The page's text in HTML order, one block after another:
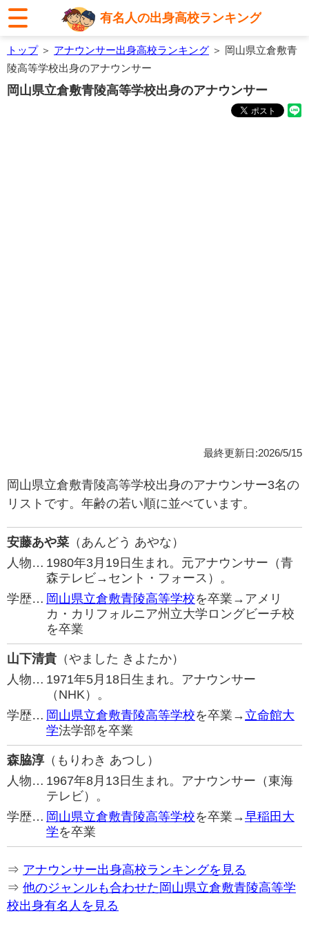
有名人の出身高校ランキング
トップ＞ アナウンサー出身高校ランキング ＞ 岡山県立倉敷青
陵高等学校出身のアナウンサー
岡山県立倉敷青陵高等学校出身のアナウンサー
最終更新日:2026/5/15
岡山県立倉敷青陵高等学校出身のアナウンサー3名の
リストです。年齢の若い順に並べています。
安藤あや菜 （あんどう あやな）
人物… 1980年3月19日生まれ。元アナウンサー（青
森テレビ→セント・フォース）。
学歴… 岡山県立倉敷青陵高等学校を卒業→アメリ
カ・カリフォルニア州立大学ロングビーチ校
を卒業
山下清貴 （やました きよたか）
人物… 1971年5月18日生まれ。アナウンサー
（NHK）。
学歴… 岡山県立倉敷青陵高等学校を卒業→ 立命館大
学法学部を卒業
森脇淳（もりわき あつし）
人物… 1967年8月13日生まれ。アナウンサー（東海
テレビ）。
学歴… 岡山県立倉敷青陵高等学校を卒業→早稲田大
学を卒業
⇒ アナウンサー出身高校ランキングを見る
⇒ 他のジャンルも合わせた岡山県立倉敷青陵高等学
校出身有名人を見る